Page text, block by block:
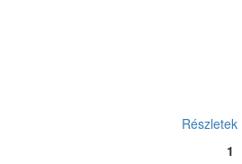
Részletek
1